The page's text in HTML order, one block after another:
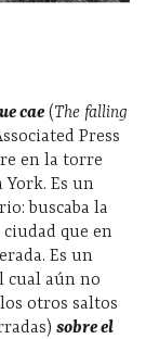
cae (The falling
Press
en la torre
York. Es un
buscaba la
que en
Es un
cual aún no
otros saltos
sobre el